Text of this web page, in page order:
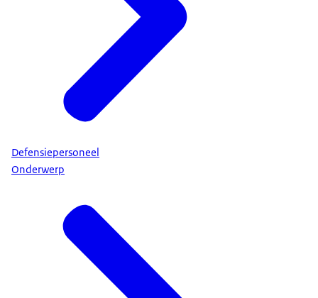
Defensiepersoneel
Onderwerp